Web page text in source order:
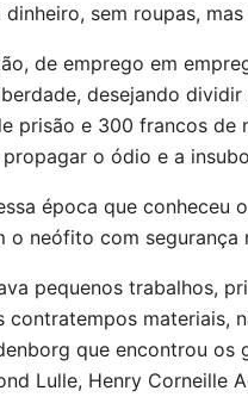
dinheiro, sem roupas,
de emprego em
desejando
prisão e 300 francos
o ódio e a
época que
o neófito com segurança
pequenos trabalhos,
contratempos materiais,
que encontrou
Lulle, Henry Corneille